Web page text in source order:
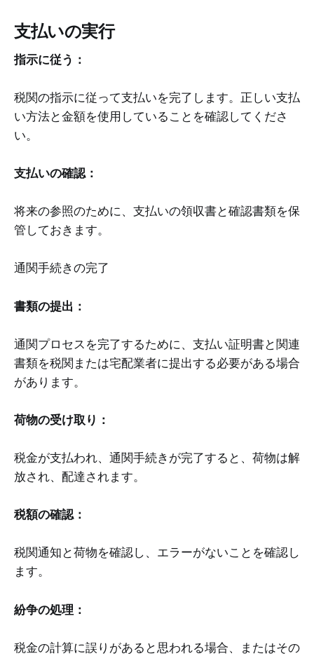
支払いの実行
指示に従う：
税関の指示に従って支払いを完了します。正しい支払
い方法と金額を使用していることを確認してくださ
い。
支払いの確認：
将来の参照のために、支払いの領収書と確認書類を保
管しておきます。
通関手続きの完了
書類の提出：
通関プロセスを完了するために、支払い証明書と関連
書類を税関または宅配業者に提出する必要がある場合
があります。
荷物の受け取り：
税金が支払われ、通関手続きが完了すると、荷物は解
放され、配達されます。
税額の確認：
税関通知と荷物を確認し、エラーがないことを確認し
ます。
紛争の処理：
税金の計算に誤りがあると思われる場合、またはその